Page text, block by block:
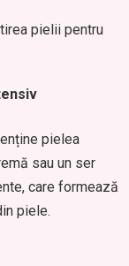
pielii pentru
pielea
sau un ser
care formează
piele.